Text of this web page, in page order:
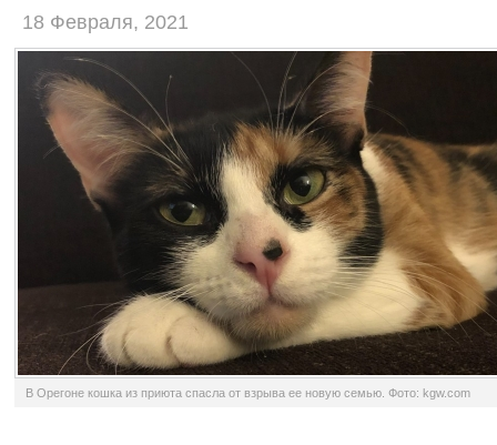
18 Февраля, 2021
В Орегоне кошка из приюта спасла от взрыва ее новую семью. Фото: kgw.com